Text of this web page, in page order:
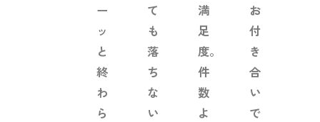
ー
ッ
と
終
わ
ら
て
も
落
ち
な
い
満
足
度。
件
数
よ
お
付
き
合
い
で